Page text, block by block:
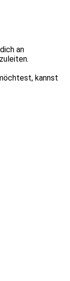
an
kannst